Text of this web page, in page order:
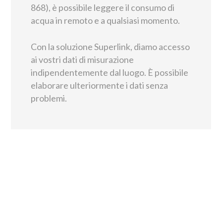
868), è possibile leggere il consumo di
acqua in remoto e a qualsiasi momento.
Con la soluzione Superlink, diamo accesso
ai vostri dati di misurazione
indipendentemente dal luogo. È possibile
elaborare ulteriormente i dati senza
problemi.